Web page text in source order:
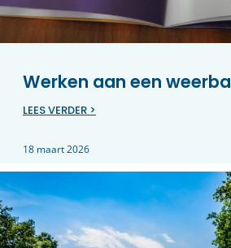
Werken aan een
LEES VERDER >
18 maart 2026